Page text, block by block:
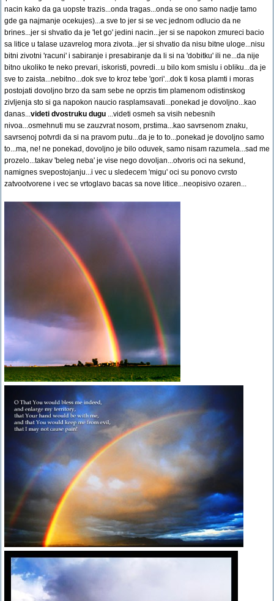
nacin kako da ga uopste trazis...onda tragas...onda se ono samo nadje tamo
gde ga najmanje ocekujes)...a sve to jer si se vec jednom odlucio da ne
brines...jer si shvatio da je 'let go' jedini nacin...jer si se napokon zmureci bacio
sa litice u talase uzavrelog mora zivota...jer si shvatio da nisu bitne uloge...nisu
bitni zivotni 'racuni' i sabiranje i presabiranje da li si na 'dobitku' ili ne...da nije
bitno ukoliko te neko prevari, iskoristi, povredi...u bilo kom smislu i obliku...da je
sve to zaista...nebitno...dok sve to kroz tebe 'gori'...dok ti kosa plamti i moras
postojati dovoljno brzo da sam sebe ne oprzis tim plamenom odistinskog
zivljenja sto si ga napokon naucio rasplamsavati...ponekad je dovoljno...kao
danas...videti dvostruku dugu ...videti osmeh sa visih nebesnih
nivoa...osmehnuti mu se zauzvrat nosom, prstima...kao savrsenom znaku,
savrsenoj potvrdi da si na pravom putu...da je to to...ponekad je dovoljno samo
to...ma, ne! ne ponekad, dovoljno je bilo oduvek, samo nisam razumela...sad me
prozelo...takav 'beleg neba' je vise nego dovoljan...otvoris oci na sekund,
namignes svepostojanju...i vec u sledecem 'migu' oci su ponovo cvrsto
zatvootvorene i vec se vrtoglavo bacas sa nove litice...neopisivo ozaren...